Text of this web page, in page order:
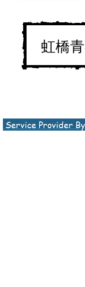
虹橋
Service Provider